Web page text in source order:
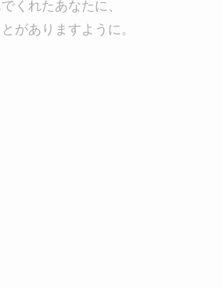
くれたあなたに、
がありますように。